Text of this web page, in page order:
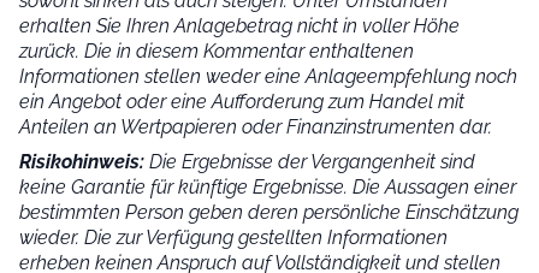
erhalten Sie Ihren Anlagebetrag nicht in voller Höhe
zurück. Die in diesem Kommentar enthaltenen
Informationen stellen weder eine Anlageempfehlung noch
ein Angebot oder eine Aufforderung zum Handel mit
Anteilen an Wertpapieren oder Finanzinstrumenten dar.
Risikohinweis: Die Ergebnisse der Vergangenheit sind
keine Garantie für künftige Ergebnisse. Die Aussagen einer
bestimmten Person geben deren persönliche Einschätzung
wieder. Die zur Verfügung gestellten Informationen
erheben keinen Anspruch auf Vollständigkeit und stellen